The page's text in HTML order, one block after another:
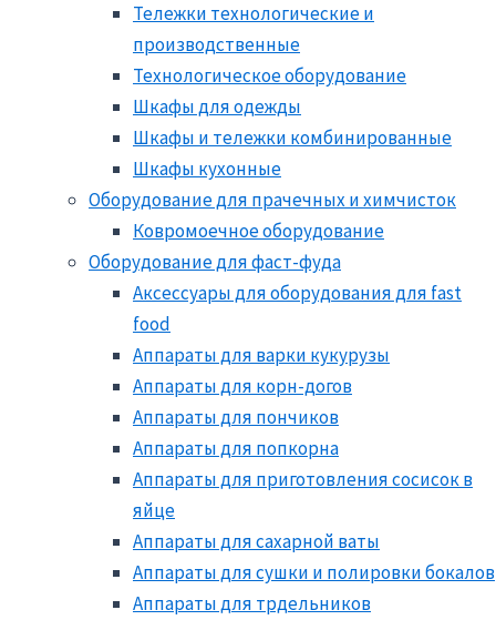
Тележки технологические и
производственные
Технологическое оборудование
Шкафы для одежды
Шкафы и тележки комбинированные
Шкафы кухонные
Оборудование для прачечных и химчисток
Ковромоечное оборудование
Оборудование для фаст-фуда
Аксессуары для оборудования для fast
food
Аппараты для варки кукурузы
Аппараты для корн-догов
Аппараты для пончиков
Аппараты для попкорна
Аппараты для приготовления сосисок в
яйце
Аппараты для сахарной ваты
Аппараты для сушки и полировки бокалов
Аппараты для трдельников